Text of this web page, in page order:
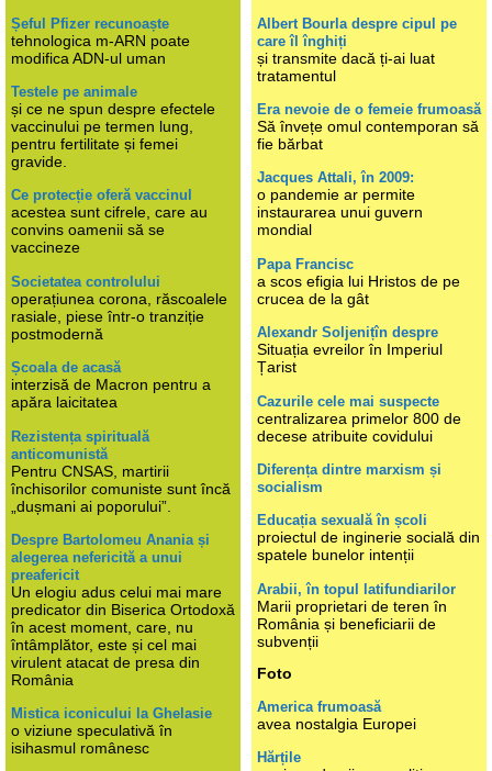
Șeful Pfizer recunoaște
tehnologica m-ARN poate
modifica ADN-ul uman
Testele pe animale
și ce ne spun despre efectele
vaccinului pe termen lung,
pentru fertilitate și femei
gravide.
Ce protecție oferă vaccinul
acestea sunt cifrele, care au
convins oamenii să se
vaccineze
Societatea controlului
operațiunea corona, răscoalele
rasiale, piese într-o tranziție
postmodernă
Școala de acasă
interzisă de Macron pentru a
apăra laicitatea
Rezistența spirituală
anticomunistă
Pentru CNSAS, martirii
închisorilor comuniste sunt încă
„dușmani ai poporului”.
Despre Bartolomeu Anania și
alegerea nefericită a unui
preafericit
Un elogiu adus celui mai mare
predicator din Biserica Ortodoxă
în acest moment, care, nu
întâmplător, este și cel mai
virulent atacat de presa din
România
Mistica iconicului la Ghelasie
o viziune speculativă în
isihasmul românesc
Albert Bourla despre cipul pe
care îl înghiți
și transmite dacă ți-ai luat
tratamentul
Era nevoie de o femeie frumoasă
Să învețe omul contemporan să
fie bărbat
Jacques Attali, în 2009:
o pandemie ar permite
instaurarea unui guvern
mondial
Papa Francisc
a scos efigia lui Hristos de pe
crucea de la gât
Alexandr Soljenițîn despre
Situația evreilor în Imperiul
Țarist
Cazurile cele mai suspecte
centralizarea primelor 800 de
decese atribuite covidului
Diferența dintre marxism și
socialism
Educația sexuală în școli
proiectul de inginerie socială din
spatele bunelor intenții
Arabii, în topul latifundiarilor
Marii proprietari de teren în
România și beneficiarii de
subvenții
Foto
America frumoasă
avea nostalgia Europei
Hărțile